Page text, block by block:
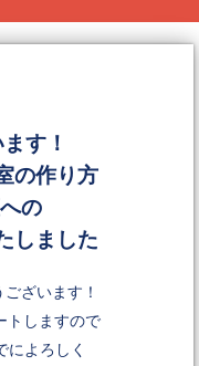
す！
の作り方
の
しました
ざいます！
トしますので
によろしく